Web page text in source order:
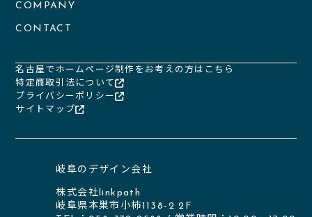
COMPANY
CONTACT
名古屋でホームページ制作をお考えの方はこちら
特定商取引法について
プライバシーポリシー
サイトマップ
岐阜のデザイン会社
株式会社linkpath
岐阜県本巣市小柿1138-2 2F